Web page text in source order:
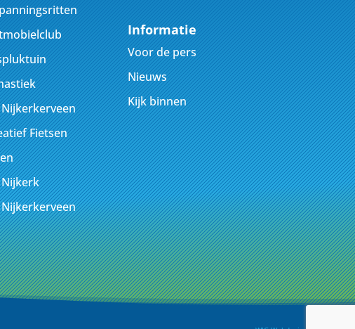
Fietsen
Informatie
Voor de pers
Nieuws
Kijk binnen